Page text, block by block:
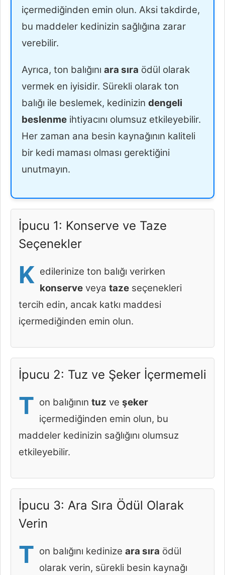
içermediğinden emin olun. Aksi takdirde,
bu maddeler kedinizin sağlığına zarar
verebilir.
Ayrıca, ton balığını ara sıra ödül olarak
vermek en iyisidir. Sürekli olarak ton
balığı ile beslemek, kedinizin dengeli
beslenme ihtiyacını olumsuz etkileyebilir.
Her zaman ana besin kaynağının kaliteli
bir kedi maması olması gerektiğini
unutmayın.
İpucu 1: Konserve ve Taze
Seçenekler
K edilerinize ton balığı verirken
konserve veya taze seçenekleri
tercih edin, ancak katkı maddesi
içermediğinden emin olun.
İpucu 2: Tuz ve Şeker İçermemeli
T on balığının tuz ve şeker
içermediğinden emin olun, bu
maddeler kedinizin sağlığını olumsuz
etkileyebilir.
İpucu 3: Ara Sıra Ödül Olarak
Verin
T on balığını kedinize ara sıra ödül
olarak verin, sürekli besin kaynağı